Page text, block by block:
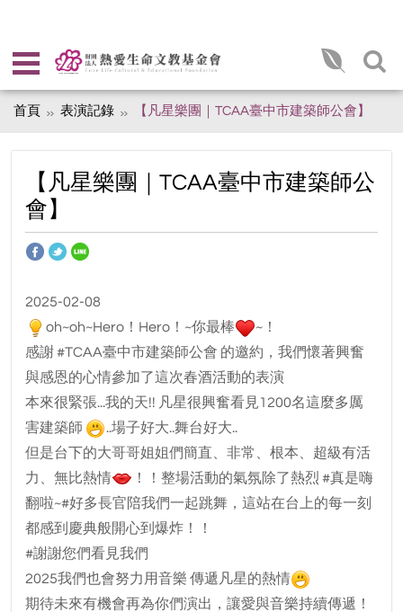
首頁 表演記錄 【凡星樂團｜TCAA臺中市建築師公會】
【凡星樂團｜TCAA臺中市建築師公
會】
2025-02-08
oh~oh~Hero！Hero！~你最棒
~！
感謝 #TCAA臺中市建築師公會 的邀約，我們懷著興奮
與感恩的心情參加了這次春酒活動的表演
本來很緊張...我的天!! 凡星很興奮看見1200名這麼多厲
害建築師
..場子好大..舞台好大..
但是台下的大哥哥姐姐們簡直、非常、根本、超級有活
力、無比熱情
！！整場活動的氣氛除了熱烈 #真是嗨
翻啦~#好多長官陪我們一起跳舞，這站在台上的每一刻
都感到慶典般開心到爆炸！！
#謝謝您們看見我們
2025我們也會努力用音樂 傳遞凡星的熱情
期待未來有機會再為你們演出，讓愛與音樂持續傳遞！